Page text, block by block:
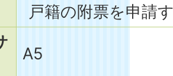
戸籍の附票を申請
A5